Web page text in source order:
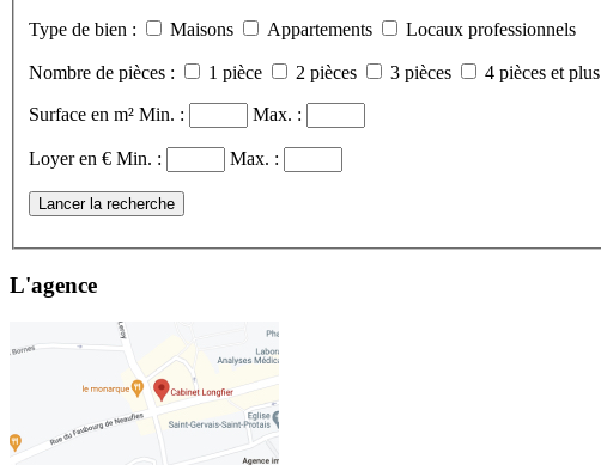
Type de bien : Maisons Appartements Locaux professionnels
Nombre de pièces : 1 pièce 2 pièces 3 pièces 4 pièces et plus
Surface en m² Min. : Max. :
Loyer en € Min. : Max. :
Lancer la recherche
L'agence